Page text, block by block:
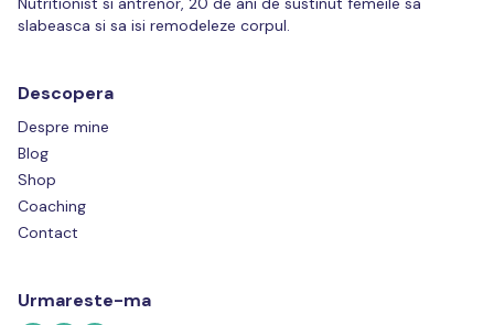
slabeasca si sa isi remodeleze corpul.
Descopera
Despre mine
Blog
Shop
Coaching
Contact
Urmareste-ma